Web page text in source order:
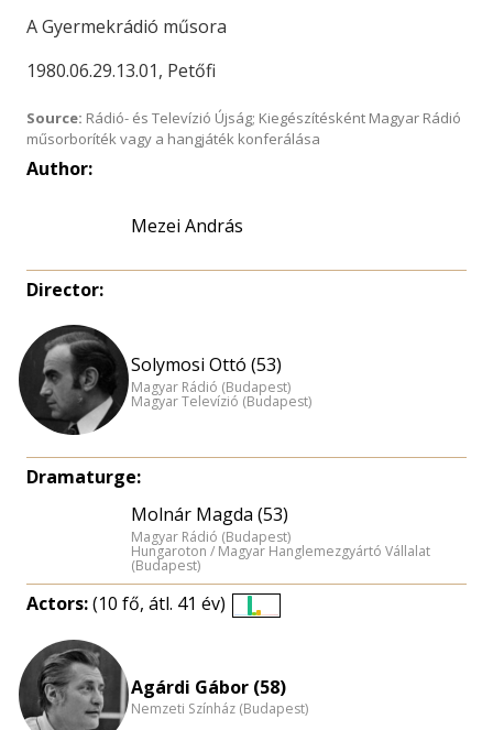
A Gyermekrádió műsora
1980.06.29.13.01, Petőfi
Source: Rádió- és Televízió Újság; Kiegészítésként Magyar Rádió
műsorboríték vagy a hangjáték konferálása
Author:
Mezei András
Director:
Solymosi Ottó (53)
Magyar Rádió (Budapest)
Magyar Televízió (Budapest)
Dramaturge:
Molnár Magda (53)
Magyar Rádió (Budapest)
Hungaroton / Magyar Hanglemezgyártó Vállalat
(Budapest)
Actors:(10 fő, átl. 41 év)
nagyítása
Agárdi Gábor (58)
Nemzeti Színház (Budapest)